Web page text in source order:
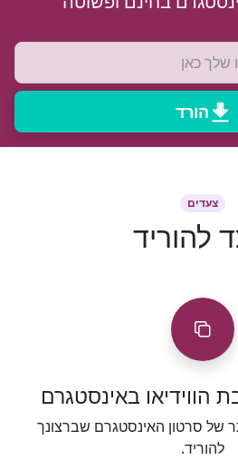
הורד
צעדים
להוריד
הווידיאו באינסטגרם
סרטון האינסטגרם שברצונך
להוריד.